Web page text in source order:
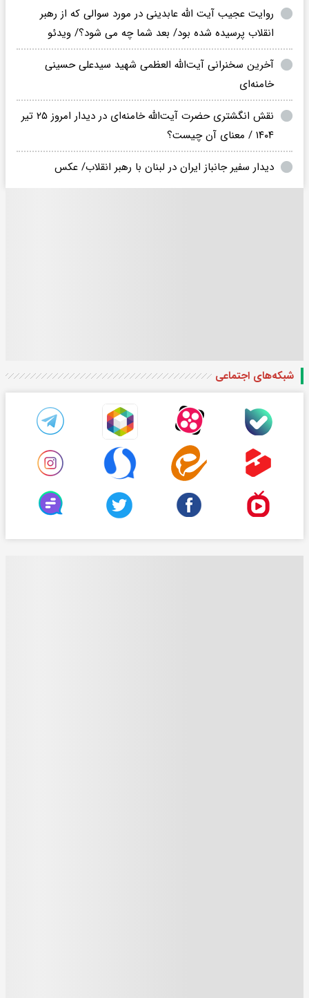
روایت عجیب آیت الله عابدینی در مورد سوالی که از رهبر
انقلاب پرسیده شده بود/ بعد شما چه می شود؟/ ویدئو
آخرین سخنرانی آیت‌‌الله العظمی شهید سیدعلی حسینی
خامنه‌ای
نقش انگشتری حضرت آیت‌الله خامنه‌ای در دیدار امروز ۲۵ تیر
۱۴۰۴ / معنای آن چیست؟
دیدار سفیر جانباز ایران در لبنان با رهبر انقلاب/ عکس
شبکه‌های اجتماعی